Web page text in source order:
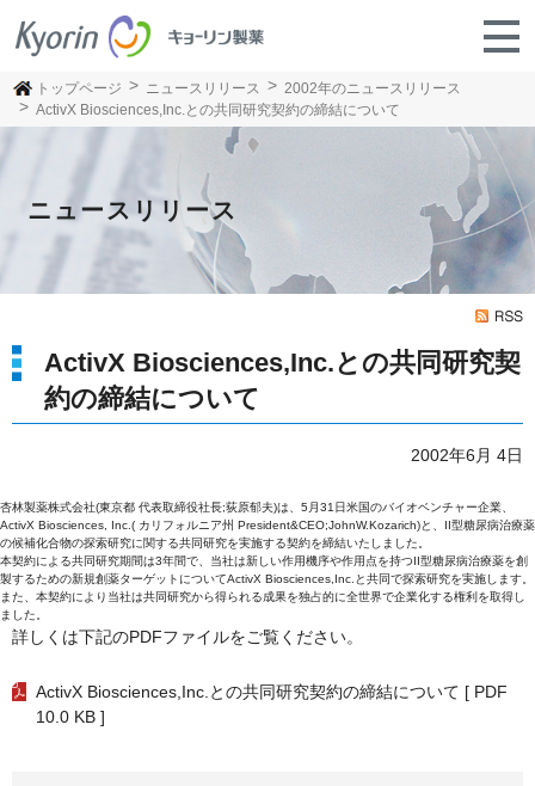
トップページ ニュースリリース
2002年のニュースリリース
ActivX Biosciences,Inc.との共同研究契約の締結について
ニュースリリース
ActivX Biosciences,Inc.との共同研究契
約の締結について
2002年6月 4日
杏林製薬株式会社(東京都 代表取締役社長;荻原郁夫)は、5月31日米国のバイオベンチャー企業、
ActivX Biosciences, Inc.( カリフォルニア州 President&CEO;JohnW.Kozarich)と、II型糖尿病治療薬
の候補化合物の探索研究に関する共同研究を実施する契約を締結いたしました。
本契約による共同研究期間は3年間で、当社は新しい作用機序や作用点を持つII型糖尿病治療薬を創
製するための新規創薬ターゲットについてActivX Biosciences,Inc.と共同で探索研究を実施します。
また、本契約により当社は共同研究から得られる成果を独占的に全世界で企業化する権利を取得し
ました。
詳しくは下記のPDFファイルをご覧ください。
ActivX Biosciences,Inc.との共同研究契約の締結について [ PDF
10.0 KB ]